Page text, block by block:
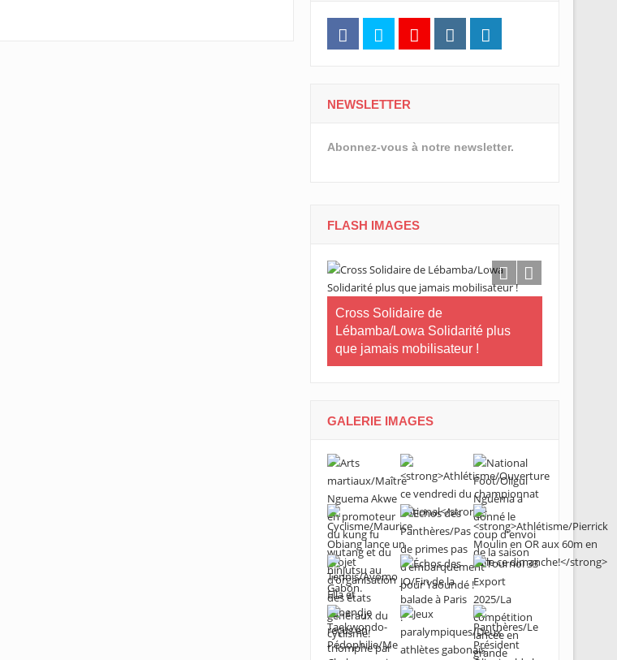
NEWSLETTER
Abonnez-vous à notre newsletter.
FLASH IMAGES
Cross Solidaire de
Lébamba/Lowa Solidarité plus
que jamais mobilisateur !
GALERIE IMAGES